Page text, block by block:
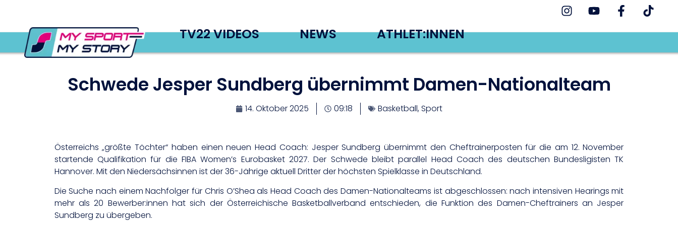
TV22 VIDEOS NEWS ATHLET:INNEN
Schwede Jesper Sundberg übernimmt Damen-Nationalteam
14. Oktober 2025 09:18 Basketball,Sport
Österreichs „größte Töchter“ haben einen neuen Head Coach: Jesper Sundberg übernimmt den Cheftrainerposten für die am 12. November
startende Qualifikation für die FIBA Women’s Eurobasket 2027. Der Schwede bleibt parallel Head Coach des deutschen Bundesligisten TK
Hannover. Mit den Niedersächsinnen ist der 36-Jährige aktuell Dritter der höchsten Spielklasse in Deutschland.
Die Suche nach einem Nachfolger für Chris O’Shea als Head Coach des Damen-Nationalteams ist abgeschlossen: nach intensiven Hearings mit
mehr als 20 Bewerber:innen hat sich der Österreichische Basketballverband entschieden, die Funktion des Damen-Cheftrainers an Jesper
Sundberg zu übergeben.